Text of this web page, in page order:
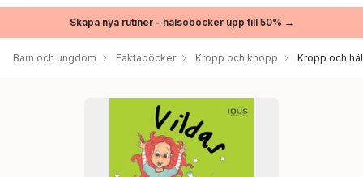
Skapa nya rutiner – hälsoböcker upp till 50% →
Barn och ungdom Faktaböcker Kropp och knopp Kropp och